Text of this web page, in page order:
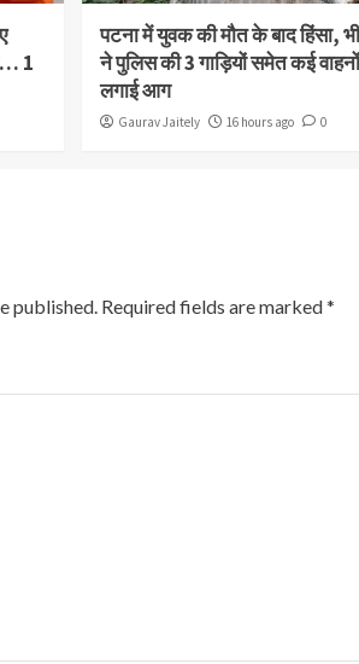
1
पटना में युवक की मौत के बाद हिंसा,
ने पुलिस की 3 गाड़ियों समेत कई
लगाई आग
Gaurav Jaitely 16 hours ago 0
published. Required fields are marked*